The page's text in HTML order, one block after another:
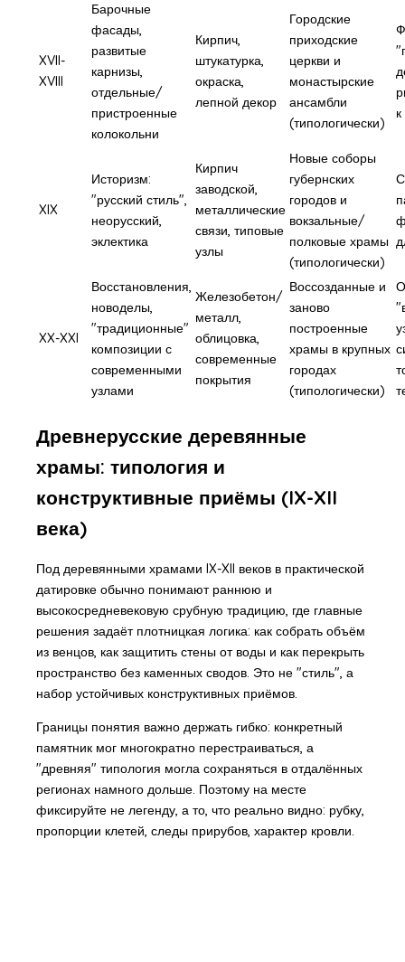
XVII-
XVIII
Барочные
фасады,
развитые
карнизы,
отдельные/
пристроенные
колокольни
Кирпич,
штукатурка,
окраска,
лепной декор
Городские
приходские
церкви и
монастырские
ансамбли
(типологически)
XIX
Историзм:
"русский стиль",
неорусский,
эклектика
Кирпич
заводской,
металлические
связи, типовые
узлы
Новые соборы
губернских
городов и
вокзальные/
полковые храмы
(типологически)
XX-XXI
Восстановления,
новоделы,
"традиционные"
композиции с
современными
узлами
Железобетон/
металл,
облицовка,
современные
покрытия
Воссозданные и
заново
построенные
храмы в крупных
городах
(типологически)
Древнерусские деревянные
храмы: типология и
конструктивные приёмы (IX-XII
века)
Под деревянными храмами IX-XII веков в практической
датировке обычно понимают раннюю и
высокосредневековую срубную традицию, где главные
решения задаёт плотницкая логика: как собрать объём
из венцов, как защитить стены от воды и как перекрыть
пространство без каменных сводов. Это не "стиль", а
набор устойчивых конструктивных приёмов.
Границы понятия важно держать гибко: конкретный
памятник мог многократно перестраиваться, а
"древняя" типология могла сохраняться в отдалённых
регионах намного дольше. Поэтому на месте
фиксируйте не легенду, а то, что реально видно: рубку,
пропорции клетей, следы прирубов, характер кровли.